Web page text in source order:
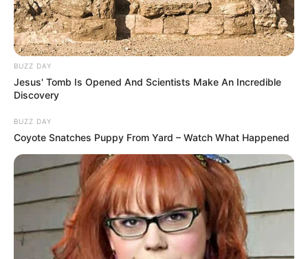
BUZZ DAY
Jesus' Tomb Is Opened And Scientists Make An Incredible
Discovery
BUZZ DAY
Coyote Snatches Puppy From Yard – Watch What Happened